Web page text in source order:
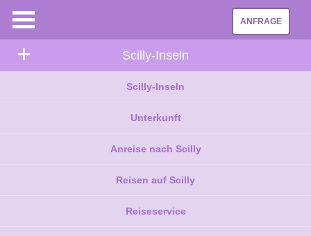
ANFRAGE
+ Scilly-Inseln
Scilly-Inseln
Unterkunft
Anreise nach Scilly
Reisen auf Scilly
Reiseservice